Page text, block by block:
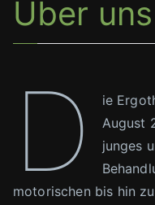
Über uns
D
ie
August
junges
motorischen bis hin